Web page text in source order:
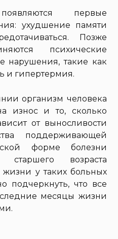
первые
ухудшение памяти
Позже
психические
нарушения, такие как
и гипертермия.
организм человека
износ и то, сколько
от выносливости
поддерживающей
форме болезни
возраста
у таких больных
подчеркнуть, что все
месяцы жизни